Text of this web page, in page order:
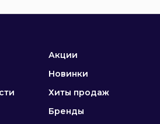
Акции
Новинки
Хиты продаж
Бренды